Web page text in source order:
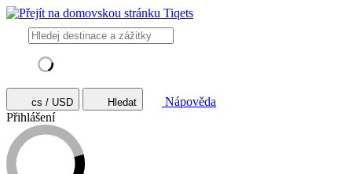
cs / USD Hledat
Nápověda
Přihlášení